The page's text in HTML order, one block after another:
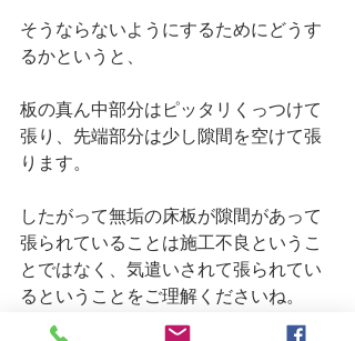
そうならないようにするためにどうす
るかというと、
板の真ん中部分はピッタリくっつけて
張り、先端部分は少し隙間を空けて張
ります。
したがって無垢の床板が隙間があって
張られていることは施工不良というこ
とではなく、気遣いされて張られてい
るということをご理解くださいね。